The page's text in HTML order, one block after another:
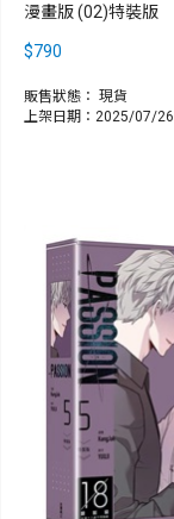
漫畫版 (02)特裝版
$790
販售狀態： 現貨
上架日期：2025/07/26